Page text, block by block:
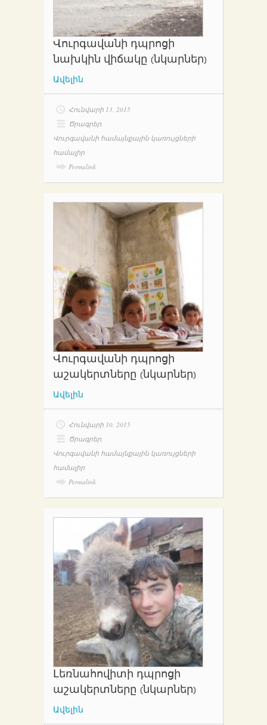
Վուրգավանի դպրոցի
նախկին վիճակը (նկարներ)
Ավելին
Հունվարի 13, 2015
Ծրագրեր,
Վուրգավանի համայնքային կառույցների
համալիր
Permalink
Վուրգավանի դպրոցի
աշակերտները (նկարներ)
Ավելին
Հունվարի 10, 2015
Ծրագրեր,
Վուրգավանի համայնքային կառույցների
համալիր
Permalink
Լեռնահովիտի դպրոցի
աշակերտները (նկարներ)
Ավելին